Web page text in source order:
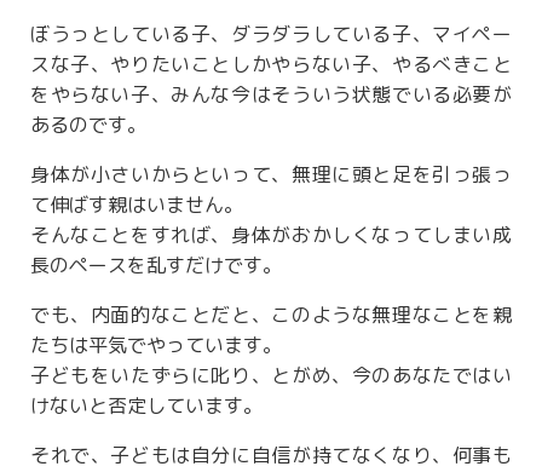
ぼうっとしている子、ダラダラしている子、マイペー
スな子、やりたいことしかやらない子、やるべきこと
をやらない子、みんな今はそういう状態でいる必要が
あるのです。
身体が小さいからといって、無理に頭と足を引っ張っ
て伸ばす親はいません。
そんなことをすれば、身体がおかしくなってしまい成
長のペースを乱すだけです。
でも、内面的なことだと、このような無理なことを親
たちは平気でやっています。
子どもをいたずらに叱り、とがめ、今のあなたではい
けないと否定しています。
それで、子どもは自分に自信が持てなくなり、何事も